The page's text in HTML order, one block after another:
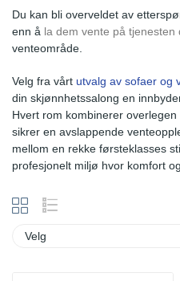
Du kan bli overveldet av
enn å la dem vente på tjenesten
venteområde.
Velg fra vårt utvalg av sofaer og
din skjønnhetssalong en
Hvert rom kombinerer
sikrer en avslappende
mellom en rekke førsteklasses
profesjonelt miljø hvor komfort
Velg